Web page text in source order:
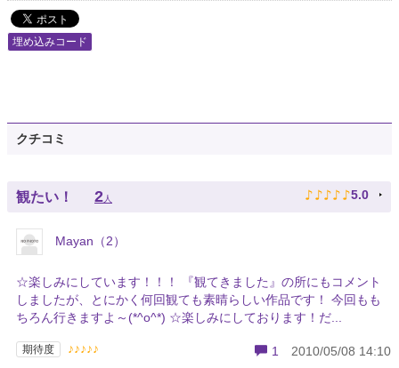
埋め込みコード
クチコミ
観たい！ 2人 ♪ ♪ ♪ ♪ ♪ 5.0
Mayan（2）
☆楽しみにしています！！！ 『観てきました』の所にもコメント
しましたが、とにかく何回観ても素晴らしい作品です！ 今回もも
ちろん行きますよ～(*^o^*) ☆楽しみにしております！だ...
期待度 ♪♪♪♪♪ 1 2010/05/08 14:10